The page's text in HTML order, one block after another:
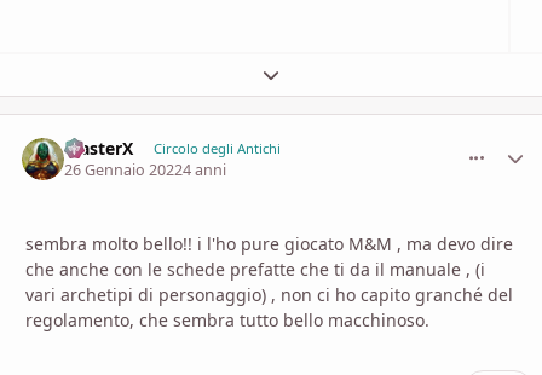
Espandi panoramica del topic
MasterX Circolo degli Antichi
26 Gennaio 20224 anni
sembra molto bello!! i l'ho pure giocato M&M , ma devo dire
che anche con le schede prefatte che ti da il manuale , (i
vari archetipi di personaggio) , non ci ho capito granché del
regolamento, che sembra tutto bello macchinoso.